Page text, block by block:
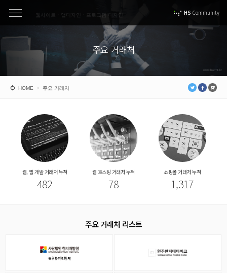
직접 당사를 방문해 주시면 보다 더 정확한 상담이 가능합니다.
웹사이트ㆍ앱디자인ㆍ프로그램 디자인 HS Community
주요 거래처
www.hscmt.kr
HOME > 주요 거래처
웹, 앱 개발 거래처 누적
482
웹 호스팅 거래처 누적
78
쇼핑몰 거래처 누적
1,317
주요 거래처 리스트